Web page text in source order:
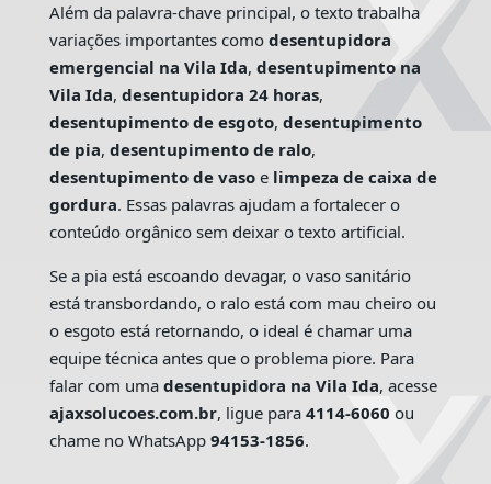
Além da palavra-chave principal, o texto trabalha
variações importantes como desentupidora
emergencial na Vila Ida, desentupimento na
Vila Ida, desentupidora 24 horas,
desentupimento de esgoto, desentupimento
de pia, desentupimento de ralo,
desentupimento de vasoe limpeza de caixa de
gordura. Essas palavras ajudam a fortalecer o
conteúdo orgânico sem deixar o texto artificial.
Se a pia está escoando devagar, o vaso sanitário
está transbordando, o ralo está com mau cheiro ou
o esgoto está retornando, o ideal é chamar uma
equipe técnica antes que o problema piore. Para
falar com uma desentupidora na Vila Ida, acesse
ajaxsolucoes.com.br, ligue para 4114-6060 ou
chame no WhatsApp 94153-1856.